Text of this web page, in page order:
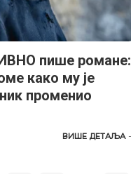
пише романе:
како му је
променио
ВИШЕ ДЕТАЉА